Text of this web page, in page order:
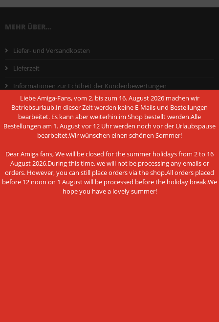
Liebe Amiga-Fans, vom 2. bis zum 16. August 2026 machen wir
Betriebsurlaub.In dieser Zeit werden keine E-Mails und Bestellungen
bearbeitet. Es kann aber weiterhin im Shop bestellt werden.Alle
Bestellungen am 1. August vor 12 Uhr werden noch vor der Urlaubspause
bearbeitet.Wir wünschen einen schönen Sommer!
Dear Amiga fans, We will be closed for the summer holidays from 2 to 16
August 2026.During this time, we will not be processing any emails or
orders. However, you can still place orders via the shop.All orders placed
before 12 noon on 1 August will be processed before the holiday break.We
hope you have a lovely summer!
MEHR ÜBER...
Liefer- und Versandkosten
Lieferzeit
Informationen zur Echtheit der Kundenbewertungen
Vertrag widerrufen
Widerrufsrecht + Muster-Widerrufsformular
AGB - Allgemeine Geschäftsbedingungen
Hinweis nach dem Batteriegesetz
Datenschutzerklärung